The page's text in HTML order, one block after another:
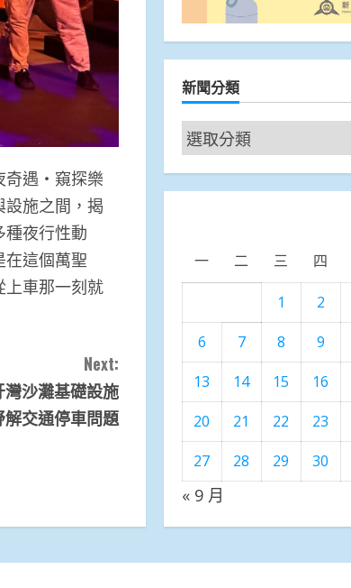
遇・窺探樂
施之間，揭
種夜行性動
在這個萬聖
上車那一刻就
Next:
沙灘基礎設施
解交通停車問題
新聞分類
新
聞
分
一 二 三 四
1 2
6
7 8 9
13
14 15 16
20
21 22 23
27
28 29 30
« 9 月